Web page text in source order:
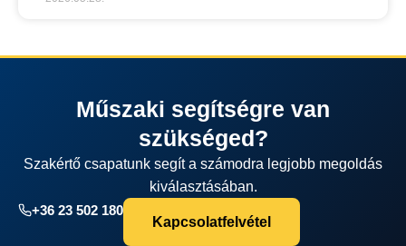
Műszaki segítségre van
szükséged?
Szakértő csapatunk segít a számodra legjobb megoldás
kiválasztásában.
+36 23 502 180
Kapcsolatfelvétel